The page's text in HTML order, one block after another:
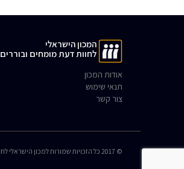
המכון הישראלי
לחוות דעת מומחים ובוררים
אודות המכון
תנאי שימוש
צור קשר
© 2017 כל הזכויות שמורות למכון הישראלי לחוות דעת מומחים ובוררים